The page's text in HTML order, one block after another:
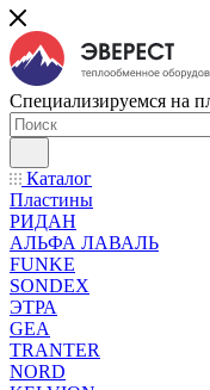
Специализируемся на
Каталог
Пластины
РИДАН
АЛЬФА ЛАВАЛЬ
FUNKE
SONDEX
ЭТРА
GEA
TRANTER
NORD